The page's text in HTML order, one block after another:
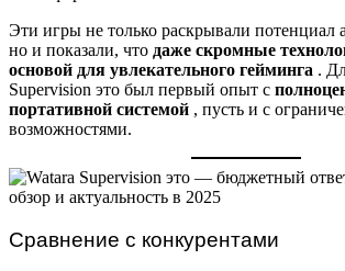
Эти игры не только раскрывали потенциал
но и показали, что даже скромные
основой для увлекательного гейминга .
Supervision это был первый опыт с
портативной системой , пусть и с
возможностями.
Сравнение с конкурентами